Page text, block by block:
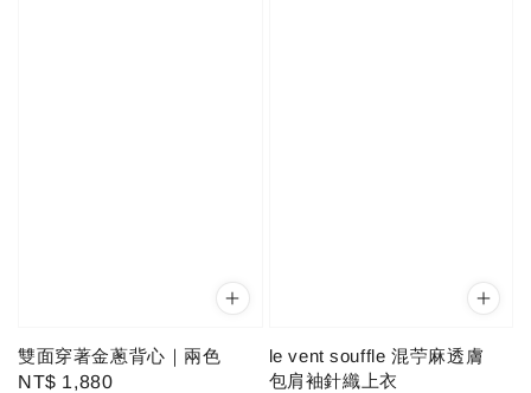
雙面穿著金蔥背心｜兩色
Regular
NT$ 1,880
le vent souffle 混苧麻透膚
包肩袖針織上衣